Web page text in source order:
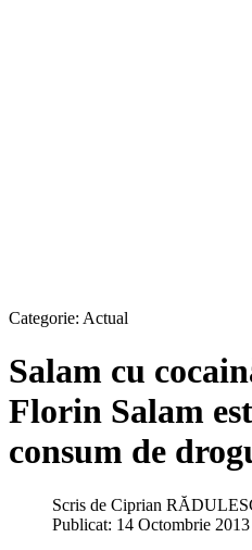
Categorie: Actual
Salam cu
Florin Salam
consum de
Scris de Ciprian
Publicat: 14 Octombrie 2013